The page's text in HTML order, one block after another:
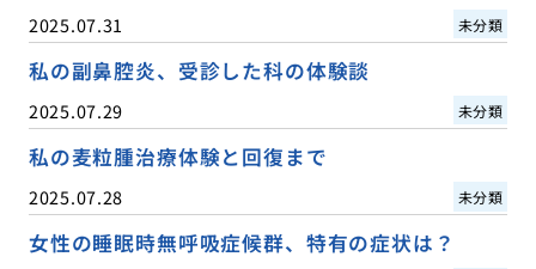
2025.07.31 未分類
私の副鼻腔炎、受診した科の体験談
2025.07.29 未分類
私の麦粒腫治療体験と回復まで
2025.07.28 未分類
女性の睡眠時無呼吸症候群、特有の症状は？